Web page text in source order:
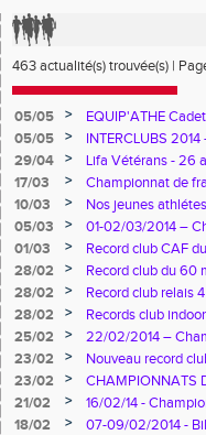
463 actualité(s) trouvée(s) |
05/05 >
EQUIP'ATHE
05/05
>
INTERCLUBS
29/04
>
Lifa Vétérans - 26
17/03
>
Championnat de
10/03
>
Nos jeunes
05/03
>
01-02/03/2014 –
Haies Basses
01/03 >
Record club CAF
28/02
>
Record club du 60
28/02
>
Record club relais
28/02
>
Records club
Navarrete
25/02 >
22/02/2014 –
Sprint Long Haies
23/02 >
Nouveau record
23/02
>
CHAMPIONNATS
21/02
>
16/02/14 -
18/02
>
07-09/02/2014 -